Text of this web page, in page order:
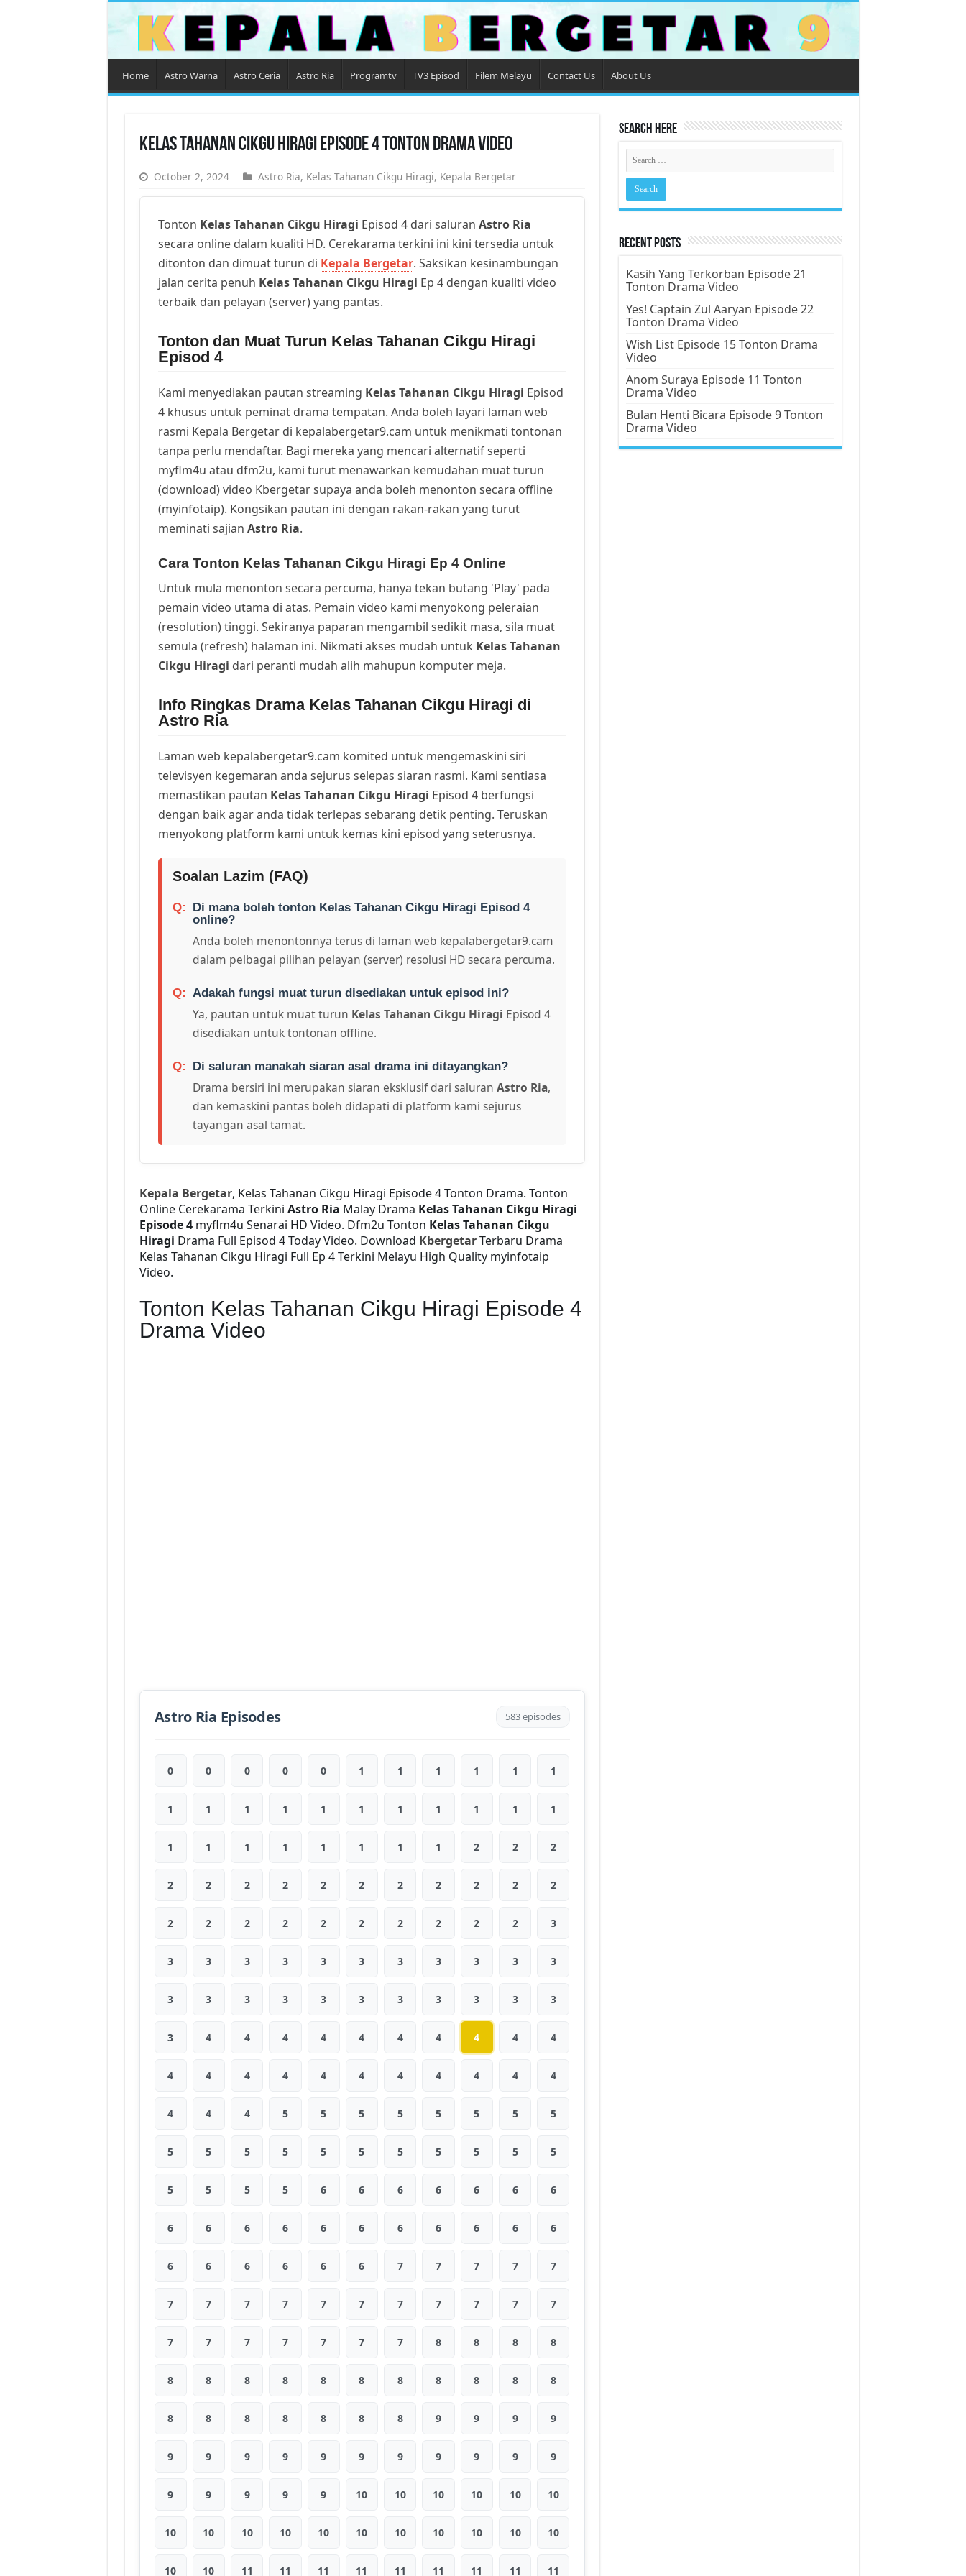
Home Astro Warna Astro Ceria Astro Ria Programtv TV3 Episod Filem Melayu Contact Us About Us
Kelas Tahanan Cikgu Hiragi Episode 4 Tonton Drama Video
October 2, 2024 Astro Ria, Kelas Tahanan Cikgu Hiragi, Kepala Bergetar
Tonton Kelas Tahanan Cikgu Hiragi Episod 4 dari saluran Astro Ria
secara online dalam kualiti HD. Cerekarama terkini ini kini tersedia untuk
ditonton dan dimuat turun di Kepala Bergetar. Saksikan kesinambungan
jalan cerita penuh Kelas Tahanan Cikgu Hiragi Ep 4 dengan kualiti video
terbaik dan pelayan (server) yang pantas.
Tonton dan Muat Turun Kelas Tahanan Cikgu Hiragi
Episod 4
Kami menyediakan pautan streaming Kelas Tahanan Cikgu Hiragi Episod
4 khusus untuk peminat drama tempatan. Anda boleh layari laman web
rasmi Kepala Bergetar di kepalabergetar9.cam untuk menikmati tontonan
tanpa perlu mendaftar. Bagi mereka yang mencari alternatif seperti
myflm4u atau dfm2u, kami turut menawarkan kemudahan muat turun
(download) video Kbergetar supaya anda boleh menonton secara offline
(myinfotaip). Kongsikan pautan ini dengan rakan-rakan yang turut
meminati sajian Astro Ria.
Cara Tonton Kelas Tahanan Cikgu Hiragi Ep 4 Online
Untuk mula menonton secara percuma, hanya tekan butang 'Play' pada
pemain video utama di atas. Pemain video kami menyokong peleraian
(resolution) tinggi. Sekiranya paparan mengambil sedikit masa, sila muat
semula (refresh) halaman ini. Nikmati akses mudah untuk Kelas Tahanan
Cikgu Hiragi dari peranti mudah alih mahupun komputer meja.
Info Ringkas Drama Kelas Tahanan Cikgu Hiragi di
Astro Ria
Laman web kepalabergetar9.cam komited untuk mengemaskini siri
televisyen kegemaran anda sejurus selepas siaran rasmi. Kami sentiasa
memastikan pautan Kelas Tahanan Cikgu Hiragi Episod 4 berfungsi
dengan baik agar anda tidak terlepas sebarang detik penting. Teruskan
menyokong platform kami untuk kemas kini episod yang seterusnya.
Soalan Lazim (FAQ)
Di mana boleh tonton Kelas Tahanan Cikgu Hiragi Episod 4
online?
Anda boleh menontonnya terus di laman web kepalabergetar9.cam
dalam pelbagai pilihan pelayan (server) resolusi HD secara percuma.
Adakah fungsi muat turun disediakan untuk episod ini?
Ya, pautan untuk muat turun Kelas Tahanan Cikgu Hiragi Episod 4
disediakan untuk tontonan offline.
Di saluran manakah siaran asal drama ini ditayangkan?
Drama bersiri ini merupakan siaran eksklusif dari saluran Astro Ria,
dan kemaskini pantas boleh didapati di platform kami sejurus
tayangan asal tamat.
Kepala Bergetar, Kelas Tahanan Cikgu Hiragi Episode 4 Tonton Drama. Tonton
Online Cerekarama Terkini Astro Ria Malay Drama Kelas Tahanan Cikgu Hiragi
Episode 4 myflm4u Senarai HD Video. Dfm2u Tonton Kelas Tahanan Cikgu
Hiragi Drama Full Episod 4 Today Video. Download KbergetarTerbaru Drama
Kelas Tahanan Cikgu Hiragi Full Ep 4 Terkini Melayu High Quality myinfotaip
Video.
Tonton Kelas Tahanan Cikgu Hiragi Episode 4
Drama Video
Astro Ria Episodes 583 episodes
0 0 0 0 0 1 1 1 1 1 1
1 1 1 1 1 1 1 1 1 1 1
1 1 1 1 1 1 1 1 2 2 2
2 2 2 2 2 2 2 2 2 2 2
2 2 2 2 2 2 2 2 2 2 3
3 3 3 3 3 3 3 3 3 3 3
3 3 3 3 3 3 3 3 3 3 3
3 4 4 4 4 4 4 4 4 4 4
4 4 4 4 4 4 4 4 4 4 4
4 4 4 5 5 5 5 5 5 5 5
5 5 5 5 5 5 5 5 5 5 5
5 5 5 5 6 6 6 6 6 6 6
6 6 6 6 6 6 6 6 6 6 6
6 6 6 6 6 6 7 7 7 7 7
7 7 7 7 7 7 7 7 7 7 7
7 7 7 7 7 7 7 8 8 8 8
8 8 8 8 8 8 8 8 8 8 8
8 8 8 8 8 8 8 9 9 9 9
9 9 9 9 9 9 9 9 9 9 9
9 9 9 9 9 10 10 10 10 10 10
10 10 10 10 10 10 10 10 10 10 10
10 10 11 11 11 11 11 11 11 11 11
Search Here
Recent Posts
Kasih Yang Terkorban Episode 21
Tonton Drama Video
Yes! Captain Zul Aaryan Episode 22
Tonton Drama Video
Wish List Episode 15 Tonton Drama
Video
Anom Suraya Episode 11 Tonton
Drama Video
Bulan Henti Bicara Episode 9 Tonton
Drama Video